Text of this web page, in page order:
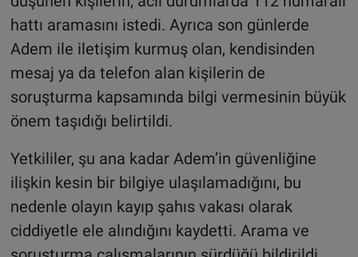
hattı aramasını istedi. Ayrıca son günlerde
Adem ile iletişim kurmuş olan, kendisinden
mesaj ya da telefon alan kişilerin de
soruşturma kapsamında bilgi vermesinin büyük
önem taşıdığı belirtildi.
Yetkililer, şu ana kadar Adem’in güvenliğine
ilişkin kesin bir bilgiye ulaşılamadığını, bu
nedenle olayın kayıp şahıs vakası olarak
ciddiyetle ele alındığını kaydetti. Arama ve